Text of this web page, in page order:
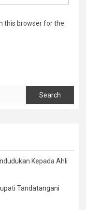
this browser for the
Kepada Ahli
Tandatangani